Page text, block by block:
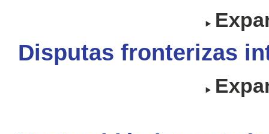
Disputas fronterizas